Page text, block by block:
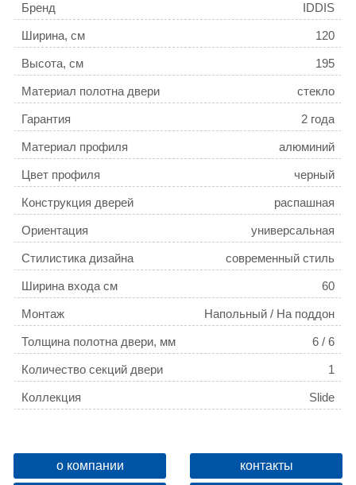
Бренд IDDIS
Ширина, см 120
Высота, см 195
Материал полотна двери стекло
Гарантия 2 года
Материал профиля алюминий
Цвет профиля черный
Конструкция дверей распашная
Ориентация универсальная
Стилистика дизайна современный стиль
Ширина входа см 60
Монтаж Напольный / На поддон
Толщина полотна двери, мм 6 / 6
Количество секций двери 1
Коллекция Slide
о компании контакты